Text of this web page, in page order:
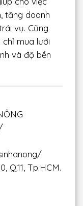
tăng doanh
vụ. Cũng
mua lưới
và độ bền
Q.11, Tp.HCM.